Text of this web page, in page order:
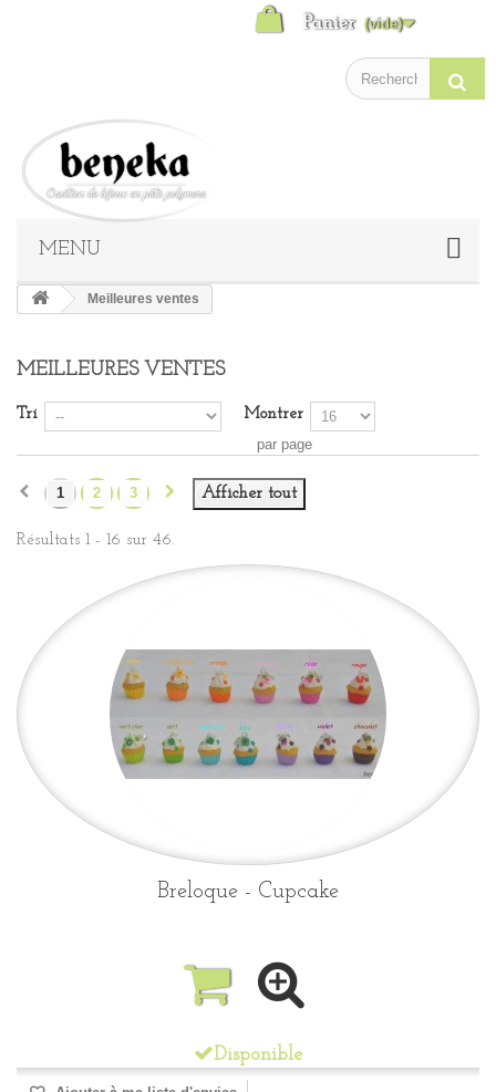
Panier (vide)
MENU
Meilleures ventes
MEILLEURES VENTES
Tri
Montrer
par page
Afficher tout
1 2 3
Résultats 1 - 16 sur 46.
Breloque - Cupcake
Disponible